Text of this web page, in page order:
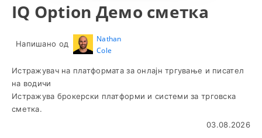
IQ Option Демо сметка
Напишано од
Nathan
Cole
Истражувач на платформата за онлајн тргување и писател
на водичи
Истражува брокерски платформи и системи за трговска
сметка.
03.08.2026